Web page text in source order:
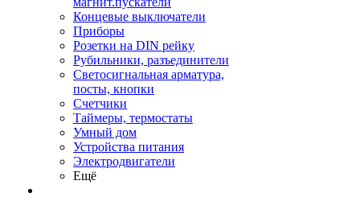
Концевые выключатели
Приборы
Розетки на DIN рейку
Рубильники, разъединители
Светосигнальная арматура,
посты, кнопки
Счетчики
Таймеры, термостаты
Умный дом
Устройства питания
Электродвигатели
Ещё